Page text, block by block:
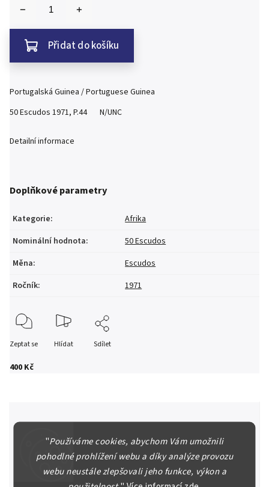
"Používáme cookies, abychom Vám umožnili
pohodlné prohlížení webu a díky analýze provozu
webu neustále zlepšovali jeho funkce, výkon a
400 Kč
Přidat do košíku
Portugalská Guinea / Portuguese Guinea
50 Escudos 1971, P.44 N/UNC
Detailní informace
Doplňkové parametry
Kategorie:
Afrika
Nominální hodnota:
50 Escudos
Měna:
Escudos
Ročník: 1971
Zeptat se Hlídat Sdílet
Špičkové služby za nejlepší ceny
Náš kolektiv specialistů a znalců se Vám bude plně věnovat.
Posoudíme kvalitu a pravost Vašeho materiálu, prodáme v naší